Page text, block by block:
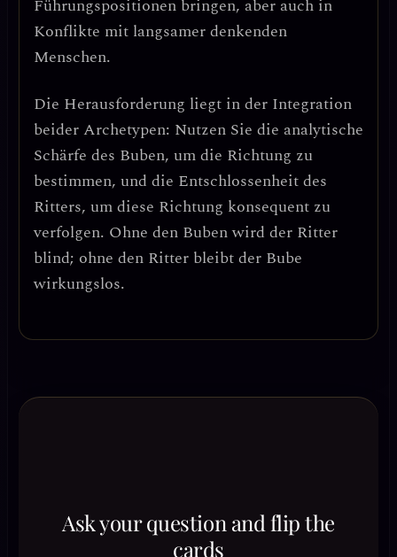
Führungspositionen bringen, aber auch in
Konflikte mit langsamer denkenden
Menschen.
Die Herausforderung liegt in der Integration
beider Archetypen: Nutzen Sie die analytische
Schärfe des Buben, um die Richtung zu
bestimmen, und die Entschlossenheit des
Ritters, um diese Richtung konsequent zu
verfolgen. Ohne den Buben wird der Ritter
blind; ohne den Ritter bleibt der Bube
wirkungslos.
Ask your question and flip the
cards